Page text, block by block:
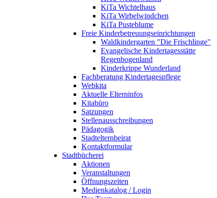
KiTa Wichtelhaus
KiTa Wirbelwindchen
KiTa Pusteblume
Freie Kinderbetreuungseinrichtungen
Waldkindergarten "Die Frischlinge"
Evangelische Kindertagesstätte
Regenbogenland
Kinderkrippe Wunderland
Fachberatung Kindertagespflege
Webkita
Aktuelle Elterninfos
Kitabüro
Satzungen
Stellenausschreibungen
Pädagogik
Stadtelternbeirat
Kontaktformular
Stadtbücherei
Aktionen
Veranstaltungen
Öffnungszeiten
Medienkatalog / Login